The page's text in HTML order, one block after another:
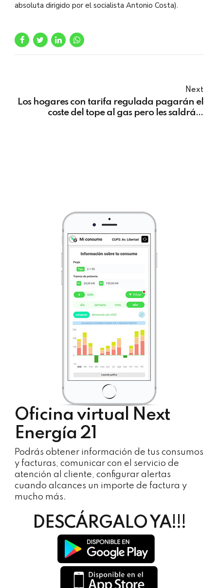
absoluta dirigido por el socialista Antonio Costa).
Next
Los hogares con tarifa regulada pagarán el
coste del tope al gas pero les saldrá a
Oficina virtual Next
Energía 21
Podrás obtener información de tus consumos
y facturas, comunicar con el servicio de
atención al cliente, configurar alertas
cuando alcances un importe de factura y
mucho más.
DESCÁRGALO YA!!!